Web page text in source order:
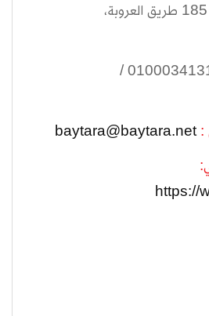
الادارة: 185 طريق العروبة،
01000341310 /
:
baytara@baytara.net
https://